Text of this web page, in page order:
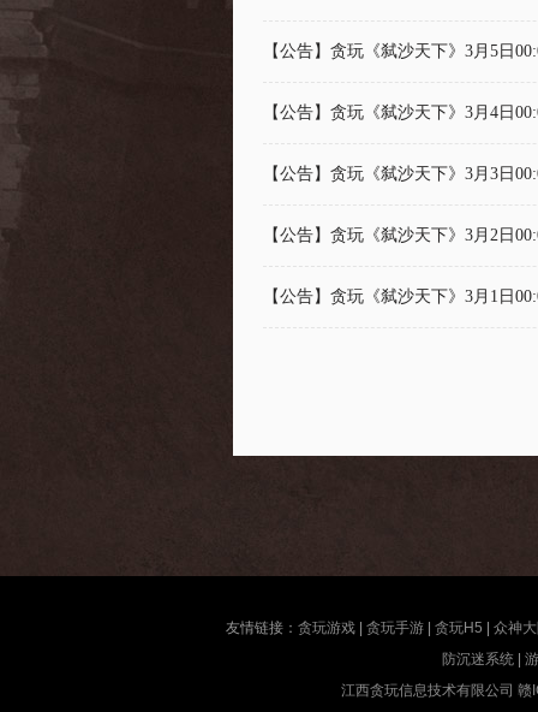
【公告】贪玩《弑沙天下》3月5日
【公告】贪玩《弑沙天下》3月4日
【公告】贪玩《弑沙天下》3月3日
【公告】贪玩《弑沙天下》3月2日
【公告】贪玩《弑沙天下》3月1日
友情链接： 贪玩游戏 贪玩手游 贪玩H5
众神
防沉迷系统|
江西贪玩信息技术有限公司 赣